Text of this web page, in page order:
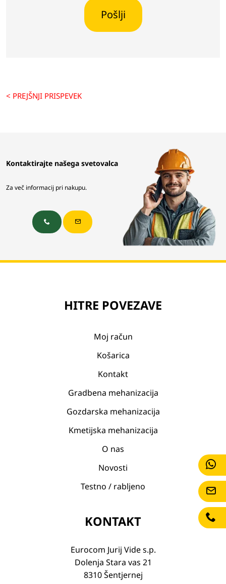
< PREJŠNJI PRISPEVEK
Kontaktirajte našega svetovalca
Za več informacij pri nakupu.
HITRE POVEZAVE
Moj račun
Košarica
Kontakt
Gradbena mehanizacija
Gozdarska mehanizacija
Kmetijska mehanizacija
O nas
Novosti
Testno / rabljeno
KONTAKT
Eurocom Jurij Vide s.p.
Dolenja Stara vas 21
8310 Šentjernej